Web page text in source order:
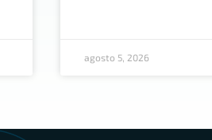
agosto 5, 2026